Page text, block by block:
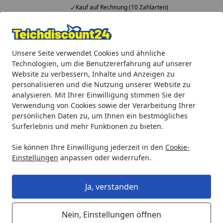
Unsere Seite verwendet Cookies und ähnliche
Technologien, um die Benutzererfahrung auf unserer
Website zu verbessern, Inhalte und Anzeigen zu
personalisieren und die Nutzung unserer Website zu
analysieren. Mit Ihrer Einwilligung stimmen Sie der
Verwendung von Cookies sowie der Verarbeitung Ihrer
persönlichen Daten zu, um Ihnen ein bestmögliches
Surferlebnis und mehr Funktionen zu bieten.
Sie können Ihre Einwilligung jederzeit in den Cookie-
Einstellungen anpassen oder widerrufen.
Ja, verstanden
Nein, Einstellungen öffnen
Kauf auf Rechnung (10 Zahlarten)
Alle Produkte
Mein Konto
Suchen
Startseite
Heissner Pumpenkammer, transparent, mit 2 Verschluss-
Heissner Pumpenkammer,
transparent, mit 2 Verschluss-
Klipsen (ET11-F101Q)